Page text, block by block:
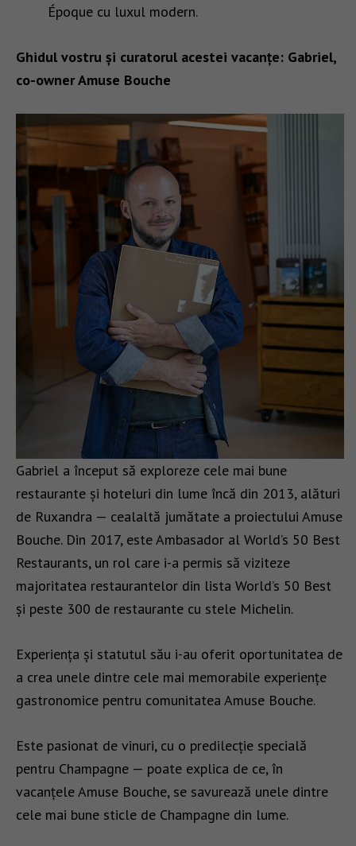
Époque cu luxul modern.
Ghidul vostru și curatorul acestei vacanțe: Gabriel,
co-owner Amuse Bouche
Gabriel a început să exploreze cele mai bune
restaurante și hoteluri din lume încă din 2013, alături
de Ruxandra — cealaltă jumătate a proiectului Amuse
Bouche. Din 2017, este Ambasador al World’s 50 Best
Restaurants, un rol care i-a permis să viziteze
majoritatea restaurantelor din lista World’s 50 Best
și peste 300 de restaurante cu stele Michelin.
Experiența și statutul său i-au oferit oportunitatea de
a crea unele dintre cele mai memorabile experiențe
gastronomice pentru comunitatea Amuse Bouche.
Este pasionat de vinuri, cu o predilecție specială
pentru Champagne — poate explica de ce, în
vacanțele Amuse Bouche, se savurează unele dintre
cele mai bune sticle de Champagne din lume.